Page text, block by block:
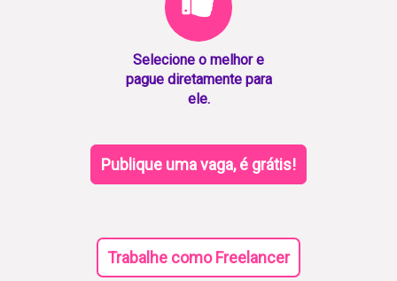
Selecione o melhor e
pague diretamente para
ele.
Publique uma vaga, é grátis!
Trabalhe como Freelancer